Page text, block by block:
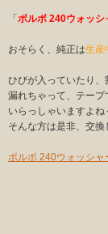
「ボルボ 240ウォッシ
おそらく、純正は生産
ひびが入っていたり
漏れちゃって、テープ
いらっしゃいますよね
そんな方は是非、交換
ボルボ 240ウォッシ